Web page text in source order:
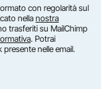
con regolarità sul
nella nostra
trasferiti su MailChimp
. Potrai
nelle email.